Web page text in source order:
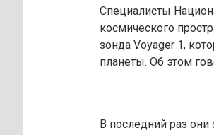
Специалисты
космического
зонда Voyager 1,
планеты. Об этом
В последний раз они